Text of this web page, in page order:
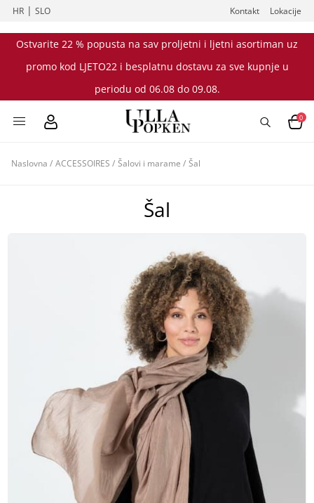
HR |SLO Kontakt Lokacije
Ostvarite 22 % popusta na sav proljetni i ljetni asortiman uz
promo kod LJETO22 i besplatnu dostavu za sve kupnje u
periodu od 06.08 do 09.08.
0
Naslovna / ACCESSOIRES / Šalovi i marame / Šal
Šal